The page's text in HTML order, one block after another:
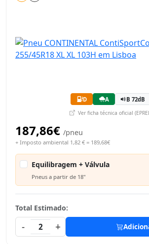
D A B 72dB
Ver ficha técnica oficial
187,86€ /pneu
+ Imposto ambiental 1,82 € = 189,68€
Equilibragem + Válvula
Pneus a partir de 18"
Total Estimado:
-
2 +